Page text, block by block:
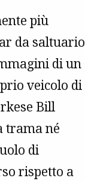
più
da saltuario
di un
veicolo di
Bill
trama né
di
rispetto a